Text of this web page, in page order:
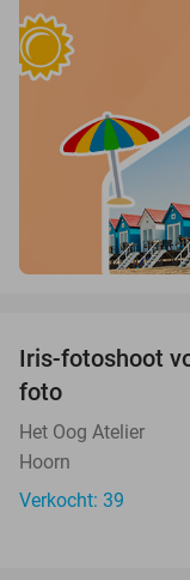
Iris-fotoshoot
foto
Het Oog Atelier
Hoorn
Verkocht: 39